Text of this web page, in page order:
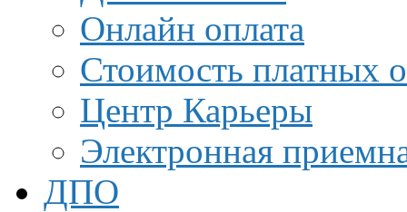
Онлайн оплата
Стоимость платных
Центр Карьеры
Электронная
ДПО